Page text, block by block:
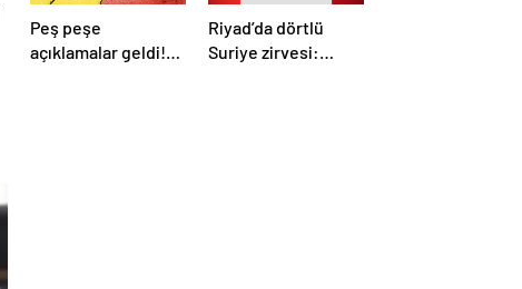
Peş peşe
açıklamalar geldi!
Riyad’da dörtlü
Suriye zirvesi: